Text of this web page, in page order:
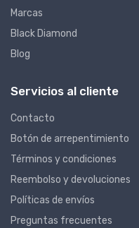
Marcas
Black Diamond
Blog
Servicios al cliente
Contacto
Botón de arrepentimiento
Términos y condiciones
Reembolso y devoluciones
Políticas de envíos
Preguntas frecuentes